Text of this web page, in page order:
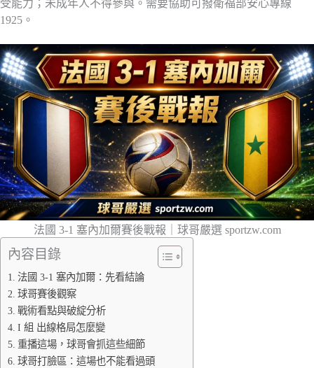
受能力；未成年人不得參與。需要協助可撥衛福部安心專線
1925。
法國 3-1 塞內加爾賽後戰報｜球哥嚴選 sportzw.com
內容目錄
法國 3-1 塞內加爾：先看結論
球哥賽後觀察
戰術看點與破綻分析
I 組 出線格局怎麼變
重播這場，球哥會抓這些細節
球哥打臉區：這場也不能看過頭